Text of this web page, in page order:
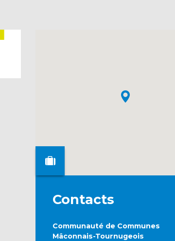
Contacts
Communauté de Communes
Mâconnais-Tournugeois